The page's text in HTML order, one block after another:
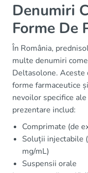
Denumiri
Forme De
În România,
multe denumiri
Deltasolone. Aceste
forme farmaceutice
nevoilor specifice
prezentare includ:
Comprimate (de
Soluții injectabile
mg/mL)
Suspensii orale